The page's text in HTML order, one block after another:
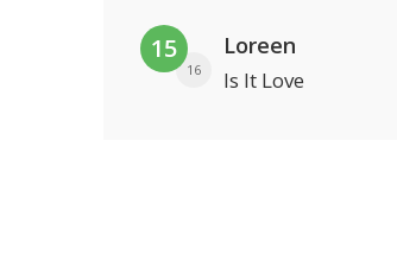
15
16
Loreen
Is It Love